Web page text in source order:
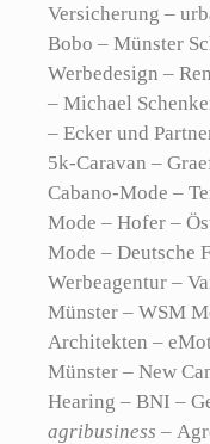
Versicherung –
Bobo – Münster
Werbedesign –
– Michael
– Ecker und
5k-Caravan –
Cabano-Mode –
Mode – Hofer –
Mode – Deutsche
Werbeagentur –
Münster – WSM
Architekten –
Münster – New
Hearing – BNI –
agribusiness –